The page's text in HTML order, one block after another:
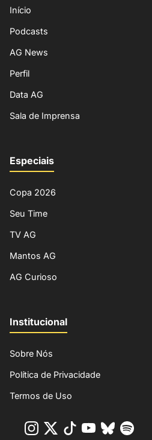
Início
Podcasts
AG News
Perfil
Data AG
Sala de Imprensa
Especiais
Copa 2026
Seu Time
TV AG
Mantos AG
AG Curioso
Institucional
Sobre Nós
Política de Privacidade
Termos de Uso